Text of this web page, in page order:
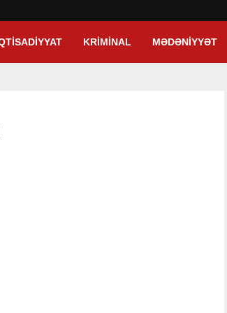
KRIMINAL MƏDƏNIYYƏT